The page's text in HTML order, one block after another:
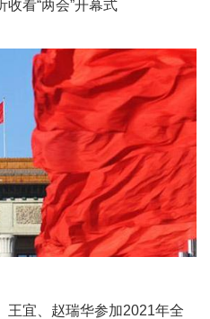
看“两会”开幕式
王宜、赵瑞华参加2021年全